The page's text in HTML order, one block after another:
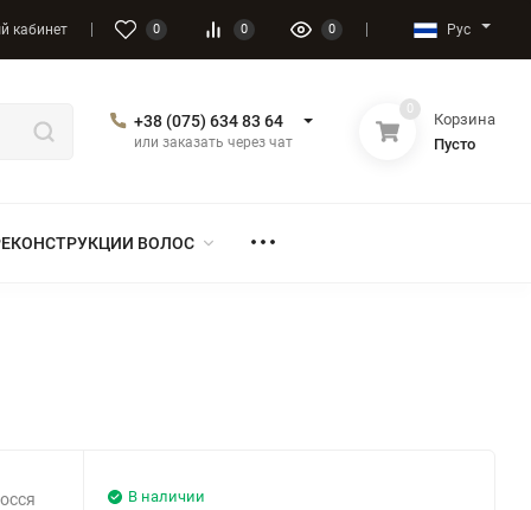
кабинет 0 0 0 Рус
+38 (075) 634 83 64
или заказать через чат
0
Корзина
Пусто
ВОЛОС
В наличии